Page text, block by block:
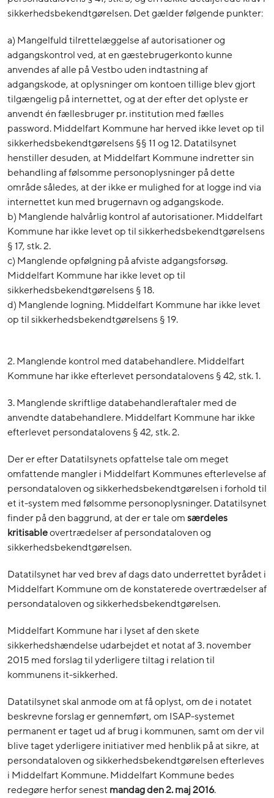
sikkerhedsbekendtgørelsen. Det gælder følgende punkter:
a) Mangelfuld tilrettelæggelse af autorisationer og
adgangskontrol ved, at en gæstebrugerkonto kunne
anvendes af alle på Vestbo uden indtastning af
adgangskode, at oplysninger om kontoen tillige blev gjort
tilgængelig på internettet, og at der efter det oplyste er
anvendt én fællesbruger pr. institution med fælles
password. Middelfart Kommune har herved ikke levet op til
sikkerhedsbekendtgørelsens §§ 11 og 12. Datatilsynet
henstiller desuden, at Middelfart Kommune indretter sin
behandling af følsomme personoplysninger på dette
område således, at der ikke er mulighed for at logge ind via
internettet kun med brugernavn og adgangskode.
b) Manglende halvårlig kontrol af autorisationer. Middelfart
Kommune har ikke levet op til sikkerhedsbekendtgørelsens
§ 17, stk. 2.
c) Manglende opfølgning på afviste adgangsforsøg.
Middelfart Kommune har ikke levet op til
sikkerhedsbekendtgørelsens § 18.
d) Manglende logning. Middelfart Kommune har ikke levet
op til sikkerhedsbekendtgørelsens § 19.
2. Manglende kontrol med databehandlere. Middelfart
Kommune har ikke efterlevet persondatalovens § 42, stk. 1.
3. Manglende skriftlige databehandleraftaler med de
anvendte databehandlere. Middelfart Kommune har ikke
efterlevet persondatalovens § 42, stk. 2.
Der er efter Datatilsynets opfattelse tale om meget
omfattende mangler i Middelfart Kommunes efterlevelse af
persondataloven og sikkerhedsbekendtgørelsen i forhold til
et it-system med følsomme personoplysninger. Datatilsynet
finder på den baggrund, at der er tale omsærdeles
kritisableovertrædelser af persondataloven og
sikkerhedsbekendtgørelsen.
Datatilsynet har ved brev af dags dato underrettet byrådet i
Middelfart Kommune om de konstaterede overtrædelser af
persondataloven og sikkerhedsbekendtgørelsen.
Middelfart Kommune har i lyset af den skete
sikkerhedshændelse udarbejdet et notat af 3. november
2015 med forslag til yderligere tiltag i relation til
kommunens it-sikkerhed.
Datatilsynet skal anmode om at få oplyst, om de i notatet
beskrevne forslag er gennemført, om ISAP-systemet
permanent er taget ud af brug i kommunen, samt om der vil
blive taget yderligere initiativer med henblik på at sikre, at
persondataloven og sikkerhedsbekendtgørelsen efterleves
i Middelfart Kommune. Middelfart Kommune bedes
redegøre herfor senest mandag den 2. maj 2016.